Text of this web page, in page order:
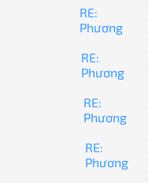
RE:
Phương
RE:
Phương
RE:
Phương
RE:
Phương